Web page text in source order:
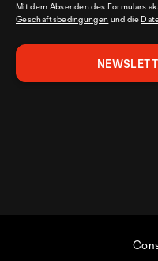
Mit dem Absenden des Formulars
Geschäftsbedingungen und die